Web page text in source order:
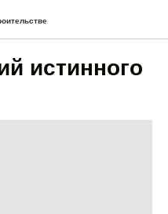
истинного